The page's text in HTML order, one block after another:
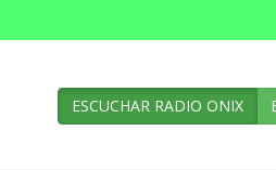
ESCUCHAR RADIO ONIX